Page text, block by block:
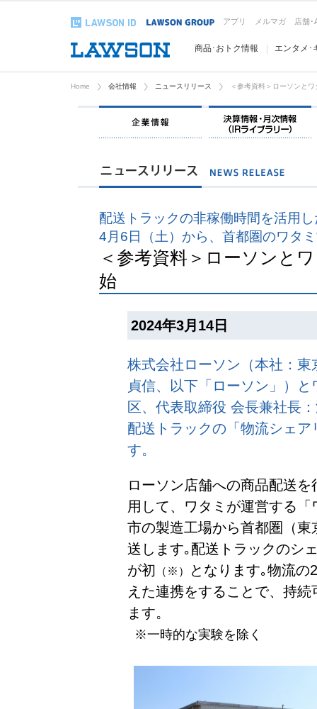
アプリ メルマガ 店舗･
商品･おトク情報 エンタメ･
Home 会社情報 ニュースリリース ＜参考資料＞ローソンと
企業情報
配送トラックの非稼働時間を活用
4月6日（土）から、首都圏のワタ
＜参考資料＞ローソンと
始
2024年3月14日
株式会社ローソン（本社：
貞信、以下「ローソン」）
区、代表取締役 会長兼社長
配送トラックの「物流シェ
す。
ローソン店舗への商品配送
用して、ワタミが運営する
市の製造工場から首都圏（
送します｡配送トラックのシ
が初 （※）
となります｡物流
えた連携をすることで、持
ます。
※一時的な実験を除く